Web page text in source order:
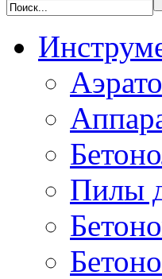
Пилы